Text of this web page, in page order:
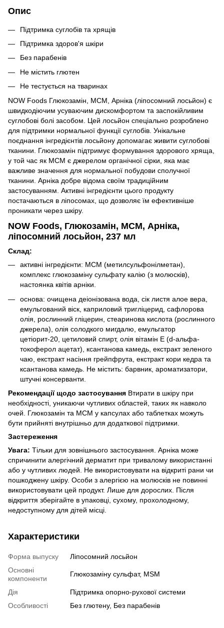
Опис
Підтримка суглобів та хрящів
Підтримка здоров'я шкіри
Без парабенів
Не містить глютен
Не тестується на тваринах
NOW Foods Глюкозамін, МСМ, Арніка (ліпосомний лосьйон) є
швидкодіючим усуваючим дискомфортом та заспокійливим
суглобові болі засобом. Цей лосьйон спеціально розроблено
для підтримки нормальної функції суглобів. Унікальне
поєднання інгредієнтів лосьйону допомагає живити суглобові
тканини. Глюкозамін підтримує формування здорового хряща,
у той час як МСМ є джерелом органічної сірки, яка має
важливе значення для нормальної побудови сполучної
тканини. Арніка добре відома своїм традиційним
застосуванням. Активні інгредієнти цього продукту
постачаються в ліпосомах, що дозволяє їм ефективніше
проникати через шкіру.
NOW Foods, Глюкозамін, МСМ, Арніка,
ліпосомний лосьйон, 237 мл
Склад:
активні інгредієнти: МСМ (метилсульфонілметан),
комплекс глюкозаміну сульфату калію (з молюсків),
настоянка квітів арніки.
основа: очищена деіонізована вода, сік листя алое вера,
емульгований віск, каприловий тригліцерид, сафлорова
олія, рослинний гліцерин, стеаринова кислота (рослинного
джерела), олія солодкого мигдалю, емульгатор
цетіорит-20, цетиловий спирт, олія вітамін Е (d-альфа-
токоферол ацетат), ксантанова камедь, екстракт зеленого
чаю, екстракт насіння грейпфрута, екстракт кори кедра та
ксантанова камедь. Не містить: барвник, ароматизатори,
штучні консерванти.
Рекомендації щодо застосування Втирати в шкіру при
необхідності, уникаючи чутливих областей, таких як навколо
очей. Глюкозамін та МСМ у капсулах або таблетках можуть
бути прийняті внутрішньо для додаткової підтримки.
Застереження
Увага: Тільки для зовнішнього застосування. Арніка може
спричинити алергічний дерматит при тривалому використанні
або у чутливих людей. Не використовувати на відкриті рани чи
пошкоджену шкіру. Особи з алергією на молюсків не повинні
використовувати цей продукт. Лише для дорослих. Після
відкриття зберігайте в упаковці, сухому, прохолодному,
недоступному для дітей місці.
Характеристики
Форма выпуску
Ліпосомний лосьйон
Основні
компоненти
Глюкозаміну сульфат, MSM
Дія
Підтримка опорно-рухової системи
Особливості
Без глютену, Без парабенів